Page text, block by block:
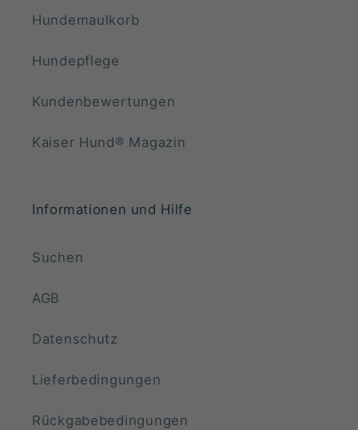
Hundemaulkorb
Hundepflege
Kundenbewertungen
Kaiser Hund®️ Magazin
Informationen und Hilfe
Suchen
AGB
Datenschutz
Lieferbedingungen
Rückgabebedingungen